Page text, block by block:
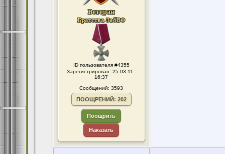
ID пользователя #4355
Зарегистрирован: 25.03.11 :
16:37
Сообщений: 3593
ПООЩРЕНИЙ: 202
Поощрить
Наказать